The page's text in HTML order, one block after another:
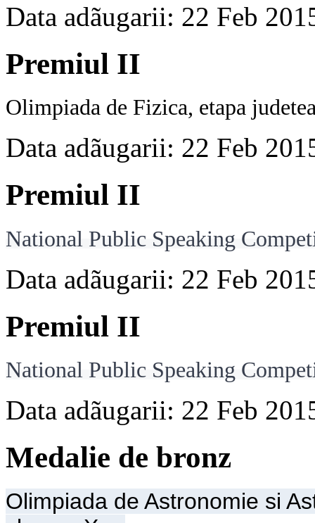
Data adãugarii: 22 Feb
Premiul II
Olimpiada de Fizica, etapa
Data adãugarii: 22 Feb
Premiul II
National Public Speaking
Data adãugarii: 22 Feb
Premiul II
National Public Speaking
Data adãugarii: 22 Feb
Medalie de bronz
Olimpiada de Astronomie si